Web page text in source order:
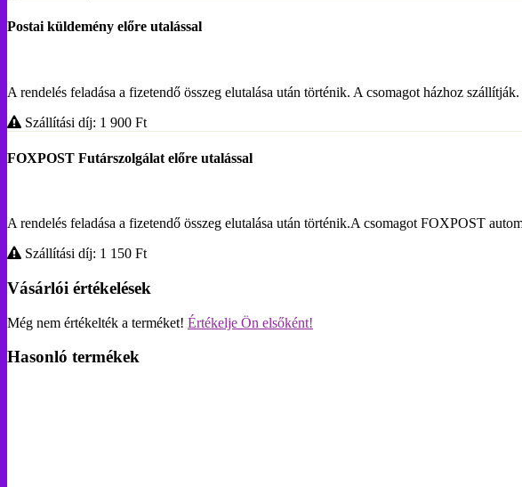
Postai küldemény előre utalással
A rendelés feladása a fizetendő összeg elutalása után történik. A csomagot házhoz
Szállítási díj: 1 900 Ft
FOXPOST Futárszolgálat előre utalással
A rendelés feladása a fizetendő összeg elutalása után történik.A csomagot FOXPOST
Szállítási díj: 1 150 Ft
Vásárlói értékelések
Még nem értékelték a terméket! Értékelje Ön elsőként!
Hasonló termékek